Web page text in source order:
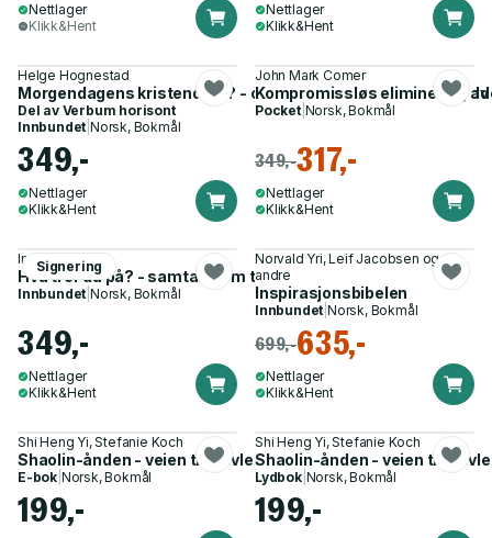
Nettlager
Klikk&Hent
Nettlager
Klikk&Hent
Helge Hognestad
Morgendagens kristendom? - om å frigjøre menneskets
Del av Verbum horisont
Innbundet |Norsk, Bokmål
349,-
Nettlager
Klikk&Hent
John Mark Comer
Kompromissløs eliminering
Pocket| Norsk, Bokmål
349,-317,-
Nettlager
Klikk&Hent
Signering
Iman Meskini
Hva tror du på? - samtaler om tro, tvil og alt imellom
Innbundet |Norsk, Bokmål
349,-
Nettlager
Klikk&Hent
Norvald Yri, Leif Jacobsen og 3
andre
Inspirasjonsbibelen
Innbundet |Norsk, Bokmål
699,-635,-
Nettlager
Klikk&Hent
Shi Heng Yi, Stefanie Koch
Shaolin-ånden - veien til selvledelse
E-bok Norsk, Bokmål
199,-
Shi Heng Yi, Stefanie Koch
Shaolin-ånden - veien til
Lydbok| Norsk, Bokmål
199,-